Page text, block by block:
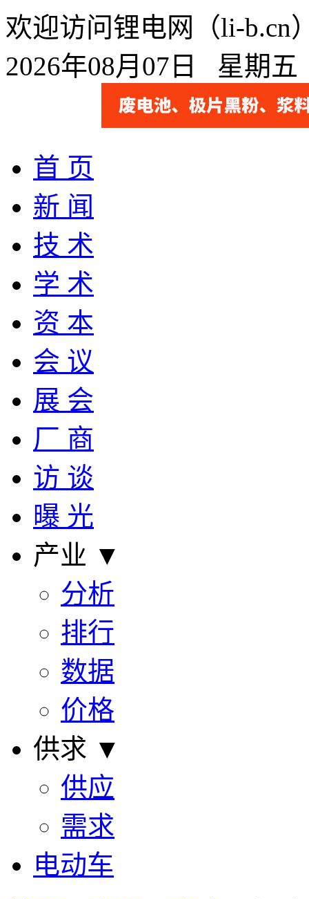
欢迎访问锂电网（li-b.cn
2026年08月07日 星期
首 页
新 闻
技 术
学 术
资 本
会 议
展 会
厂 商
访 谈
曝 光
产业 ▼
分析
排行
数据
价格
供求 ▼
供应
需求
电动车